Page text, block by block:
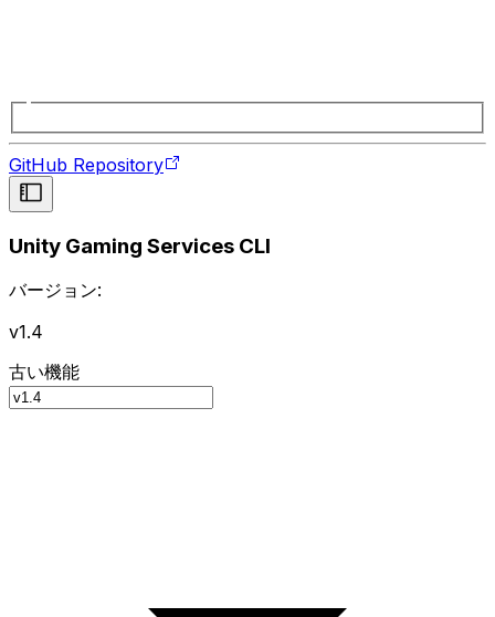
GitHub Repository
Unity Gaming Services CLI
バージョン:
v1.4
古い機能